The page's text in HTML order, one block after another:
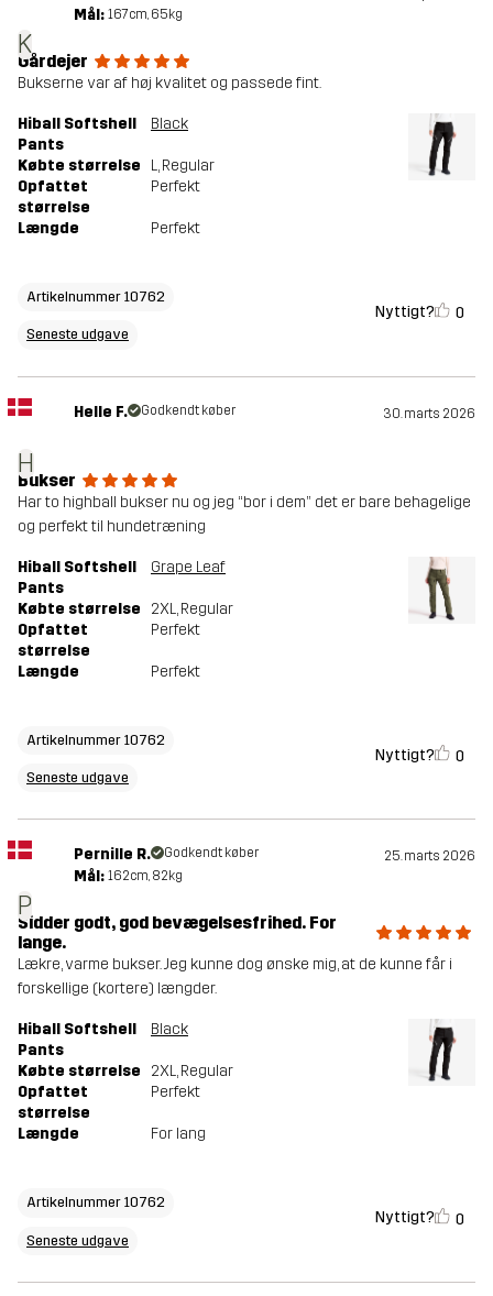
K
Mål: 167cm, 65kg
Gårdejer
Bukserne var af høj kvalitet og passede fint.
Hiball Softshell
Pants
Black
Købte størrelse L, Regular
Opfattet
størrelse
Perfekt
Længde Perfekt
Artikelnummer 10762
Seneste udgave
Nyttigt? 0
H
Helle F. Godkendt køber 30. marts 2026
Bukser
Har to highball bukser nu og jeg “bor i dem” det er bare behagelige
og perfekt til hundetræning
Hiball Softshell
Pants
Grape Leaf
Købte størrelse 2XL, Regular
Opfattet
størrelse
Perfekt
Længde Perfekt
Artikelnummer 10762
Seneste udgave
Nyttigt? 0
P
Pernille R. Godkendt køber 25. marts 2026
Mål: 162cm, 82kg
Sidder godt, god bevægelsesfrihed. For
lange.
Lækre, varme bukser. Jeg kunne dog ønske mig, at de kunne får i
forskellige (kortere) længder.
Hiball Softshell
Pants
Black
Købte størrelse 2XL, Regular
Opfattet
størrelse
Perfekt
Længde For lang
Artikelnummer 10762
Seneste udgave
Nyttigt? 0